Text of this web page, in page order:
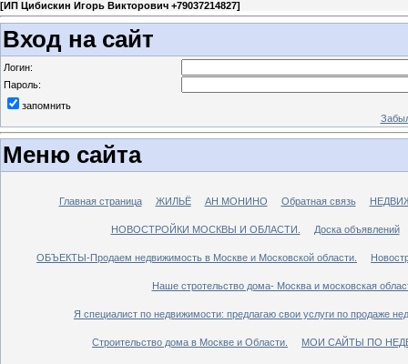
[ИП Цибискин Игорь Викторович +79037214827]
Вход на сайт
Логин:
Пароль:
запомнить
Меню сайта
Главная страница ЖИЛЬЁ АН МОНИНО Обратная связь
НОВОСТРОЙКИ МОСКВЫ И ОБЛАСТИ. Доска объявлений
ОБЪЕКТЫ-Продаем недвижимость в Москве и Московской области.
Наше стротельство дома- Москва и московская
Я специалист по недвижимости: предлагаю свои услуги по продаже
Строительство дома в Москве и Области. МОИ САЙТЫ ПО